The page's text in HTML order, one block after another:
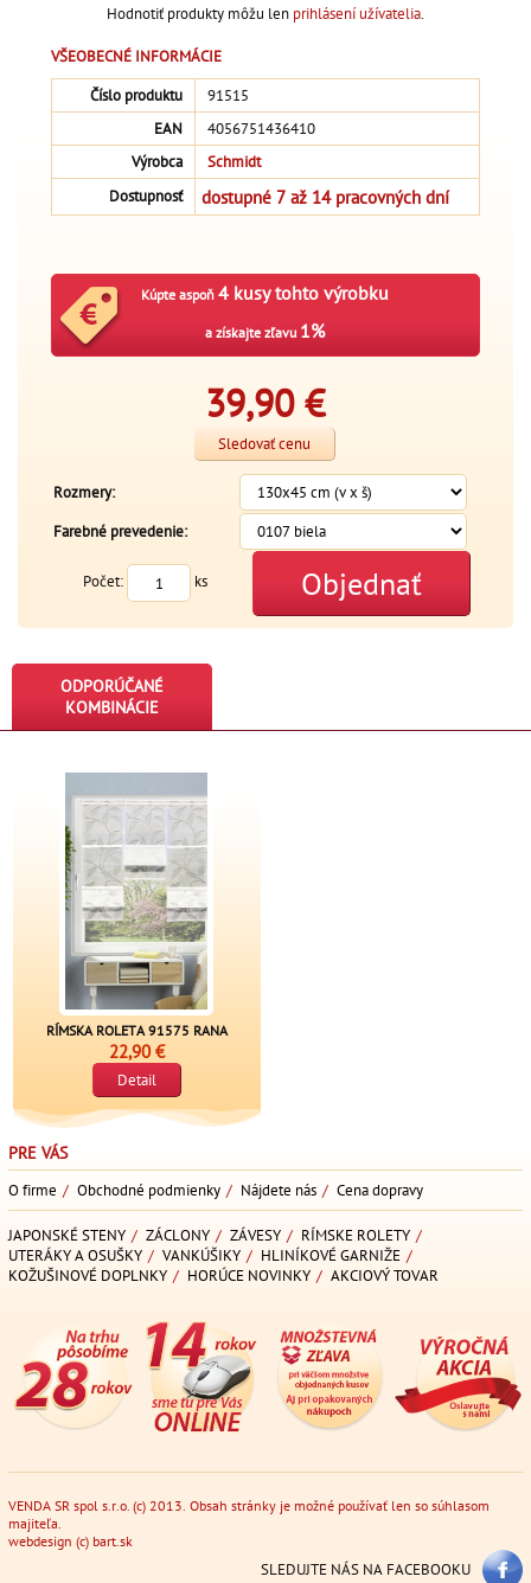
Hodnotiť produkty môžu len prihlásení užívatelia.
VŠEOBECNÉ INFORMÁCIE
Číslo produktu
91515
EAN
4056751436410
Výrobca
Schmidt
Dostupnosť
dostupné 7 až 14 pracovných dní
Kúpte aspoň4 kusy tohto výrobku
a získajte zľavu 1%
39,90€
Sledovať cenu
Rozmery:
Farebné prevedenie:
Počet: ks Objednať
ODPORÚČANÉ
KOMBINÁCIE
RÍMSKA ROLETA 91575 RANA
22,90 €
Detail
PRE VÁS
O firme / Obchodné podmienky / Nájdete nás / Cena dopravy
JAPONSKÉ STENY / ZÁCLONY / ZÁVESY / RÍMSKE ROLETY /
UTERÁKY A OSUŠKY / VANKÚŠIKY / HLINÍKOVÉ GARNIŽE /
KOŽUŠINOVÉ DOPLNKY / HORÚCE NOVINKY / AKCIOVÝ TOVAR
VENDA SR spol s.r.o. (c) 2013. Obsah stránky je možné používať len so súhlasom
majiteľa.
webdesign (c) bart.sk
SLEDUJTE NÁS NA FACEBOOKU